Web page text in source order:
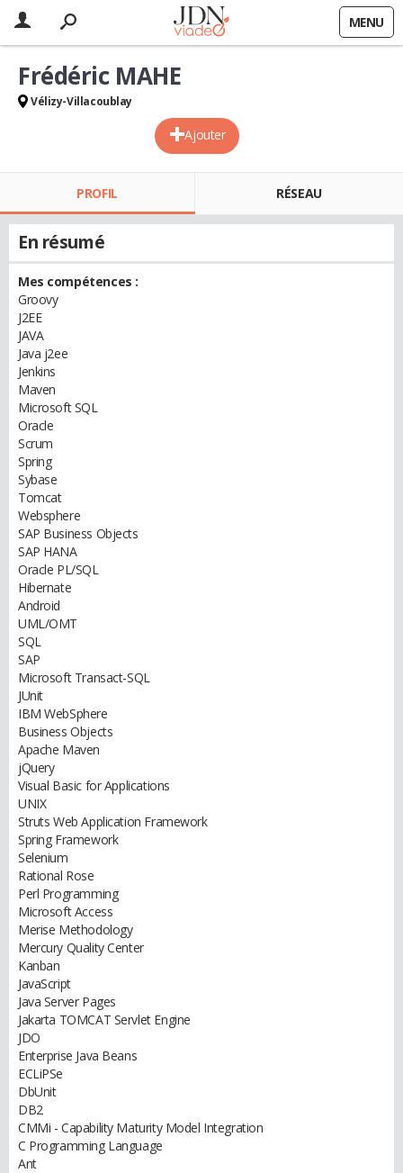
MENU
Ajouter
Frédéric MAHE
Vélizy-Villacoublay
PROFIL RÉSEAU
En résumé
Mes compétences :
Groovy
J2EE
JAVA
Java j2ee
Jenkins
Maven
Microsoft SQL
Oracle
Scrum
Spring
Sybase
Tomcat
Websphere
SAP Business Objects
SAP HANA
Oracle PL/SQL
Hibernate
Android
UML/OMT
SQL
SAP
Microsoft Transact-SQL
JUnit
IBM WebSphere
Business Objects
Apache Maven
jQuery
Visual Basic for Applications
UNIX
Struts Web Application Framework
Spring Framework
Selenium
Rational Rose
Perl Programming
Microsoft Access
Merise Methodology
Mercury Quality Center
Kanban
JavaScript
Java Server Pages
Jakarta TOMCAT Servlet Engine
JDO
Enterprise Java Beans
ECLiPSe
DbUnit
DB2
CMMi - Capability Maturity Model Integration
C Programming Language
Ant